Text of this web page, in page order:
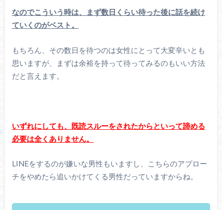
なのでこういう時は、まず数日くらい待った後に話を続け
ていくのがベスト。
もちろん、その数日を待つのは女性にとって大変辛いとも
思いますが、まずは余裕を持って待ってみるのもいい方法
だと言えます。
いずれにしても、既読スルーをされたからといって諦める
必要は全くありません。
LINEをするのが嫌いな男性もいますし、こちらのアプロー
チをやめたら追いかけてくる男性だっていますからね。